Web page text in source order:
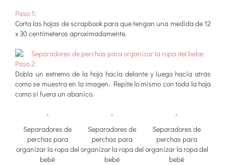
Paso 1:
Corta las hojas de scrapbook para que tengan una medida de 12
x 30 centímeteros aproximadamente.
Paso 2:
Dobla un extremo de la hoja hacia delante y luego hacia atrás
como se muestra en la imagen. Repite lo mismo con toda la hoja
como si fuera un abanico.
Separadores de
perchas para
organizar la ropa del
bebé
Separadores de
perchas para
organizar la ropa del
bebé
Separadores de
perchas para
organizar la ropa del
bebé